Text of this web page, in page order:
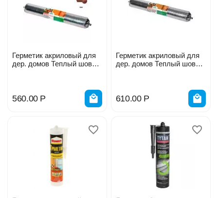
Герметик акриловый для
дер. домов Теплый шов
560.00 Р
Герметик акриловый для
дер. домов Теплый шов
610.00 Р